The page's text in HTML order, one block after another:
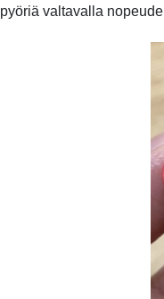
pyöriä valtavalla